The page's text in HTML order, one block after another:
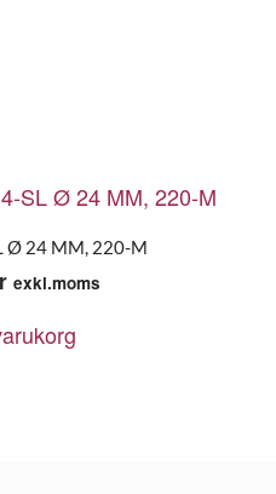
Ø 24 MM, 220-M
exkl.moms